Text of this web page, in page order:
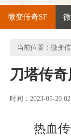
微变传奇SF
当前位置： 微变
刀塔传
时间：2023-05-20
热血